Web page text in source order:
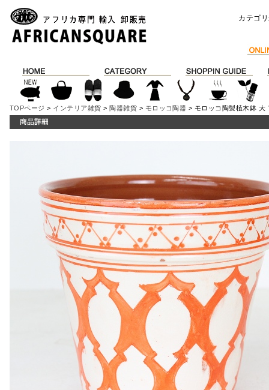
カテゴ
TOPページ > インテリア雑貨 >陶器雑貨 > モロッコ陶器 > モロッコ陶製植木鉢 大